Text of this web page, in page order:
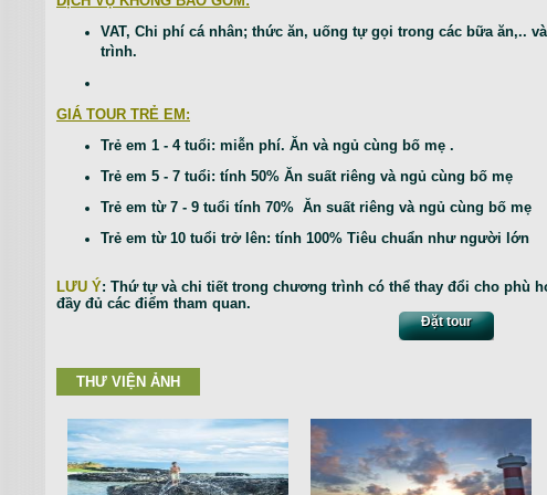
VAT, Chi phí cá nhân; thức ăn, uống tự gọi trong các bữa ăn,..
trình.
GIÁ TOUR TRẺ EM:
Trẻ em 1 - 4 tuổi: miễn phí. Ăn và ngủ cùng bố mẹ .
Trẻ em 5 - 7 tuổi: tính 50% Ăn suất riêng và ngủ cùng bố mẹ
Trẻ em từ 7 - 9 tuổi tính 70% Ăn suất riêng và ngủ cùng bố mẹ
Trẻ em từ 10 tuổi trở lên: tính 100% Tiêu chuẩn như người lớn
LƯU Ý: Thứ tự và chi tiết trong chương trình có thể thay đổi cho phù
đầy đủ các điểm tham quan.
Đặt tour
THƯ VIỆN ẢNH